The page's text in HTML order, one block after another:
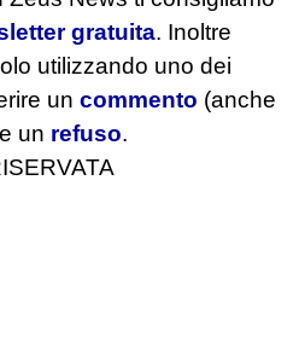
gratuita. Inoltre
utilizzando uno dei
un commento (anche
un refuso.